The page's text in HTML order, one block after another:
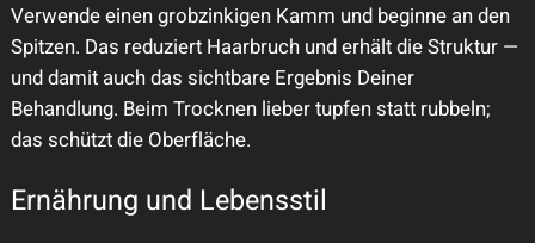
Verwende einen grobzinkigen Kamm und beginne an den
Spitzen. Das reduziert Haarbruch und erhält die Struktur —
und damit auch das sichtbare Ergebnis Deiner
Behandlung. Beim Trocknen lieber tupfen statt rubbeln;
das schützt die Oberfläche.
Ernährung und Lebensstil